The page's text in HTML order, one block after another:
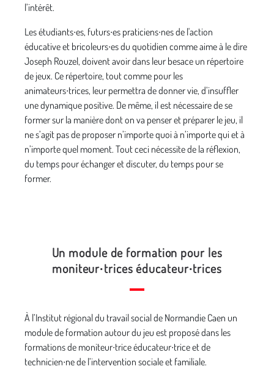
l’intérêt.
Les étudiants∙es, futurs∙es praticiens∙nes de l'action
éducative et bricoleurs∙es du quotidien comme aime à le dire
Joseph Rouzel, doivent avoir dans leur besace un répertoire
de jeux. Ce répertoire, tout comme pour les
animateurs∙trices, leur permettra de donner vie, d’insuffler
une dynamique positive. De même, il est nécessaire de se
former sur la manière dont on va penser et préparer le jeu, il
ne s’agit pas de proposer n’importe quoi à n’importe qui et à
n’importe quel moment. Tout ceci nécessite de la réflexion,
du temps pour échanger et discuter, du temps pour se
former.
Un module de formation pour les
moniteur∙trices éducateur∙trices
À l’Institut régional du travail social de Normandie Caen un
module de formation autour du jeu est proposé dans les
formations de moniteur∙trice éducateur∙trice et de
technicien∙ne de l’intervention sociale et familiale.